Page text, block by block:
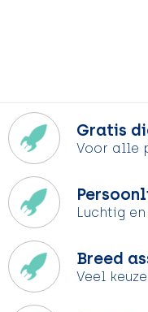
Gratis
Voor alle
Luchtig
Breed
Veel keuze